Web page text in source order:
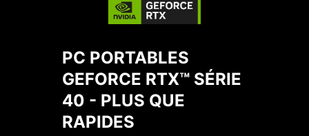
PC PORTABLES
GEFORCE RTX™ SÉRIE
40 - PLUS QUE
RAPIDES